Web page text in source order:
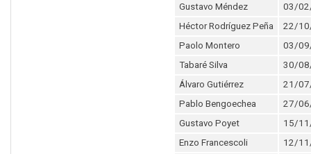
Gustavo Méndez
03/
Héctor Rodríguez Peña
22/
Paolo Montero
03/
Tabaré Silva
30/
Álvaro Gutiérrez
21/
Pablo Bengoechea
27/
Gustavo Poyet
15/
Enzo Francescoli
12/